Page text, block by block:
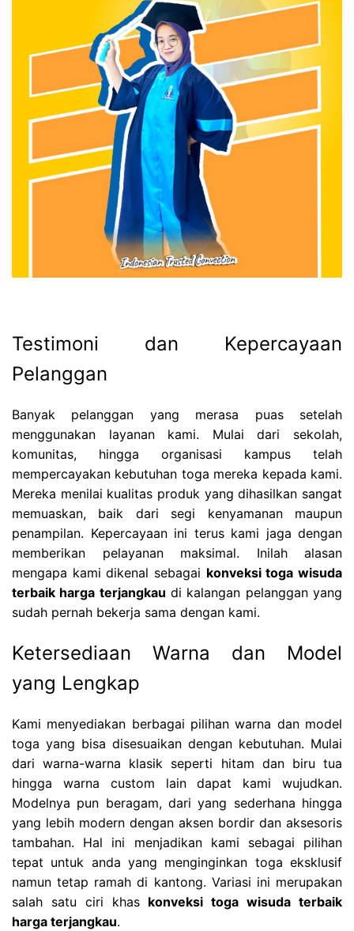
Testimoni dan Kepercayaan
Pelanggan
Banyak pelanggan yang merasa puas setelah
menggunakan layanan kami. Mulai dari sekolah,
komunitas, hingga organisasi kampus telah
mempercayakan kebutuhan toga mereka kepada kami.
Mereka menilai kualitas produk yang dihasilkan sangat
memuaskan, baik dari segi kenyamanan maupun
penampilan. Kepercayaan ini terus kami jaga dengan
memberikan pelayanan maksimal. Inilah alasan
mengapa kami dikenal sebagai konveksi toga wisuda
terbaik harga terjangkau di kalangan pelanggan yang
sudah pernah bekerja sama dengan kami.
Ketersediaan Warna dan Model
yang Lengkap
Kami menyediakan berbagai pilihan warna dan model
toga yang bisa disesuaikan dengan kebutuhan. Mulai
dari warna-warna klasik seperti hitam dan biru tua
hingga warna custom lain dapat kami wujudkan.
Modelnya pun beragam, dari yang sederhana hingga
yang lebih modern dengan aksen bordir dan aksesoris
tambahan. Hal ini menjadikan kami sebagai pilihan
tepat untuk anda yang menginginkan toga eksklusif
namun tetap ramah di kantong. Variasi ini merupakan
salah satu ciri khas konveksi toga wisuda terbaik
harga terjangkau.